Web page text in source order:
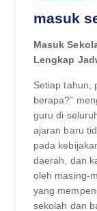
masuk
Masuk
Lengkap
Setiap tahun,
berapa?”
guru di
ajaran baru
pada
daerah, dan
oleh masing-
yang
sekolah dan